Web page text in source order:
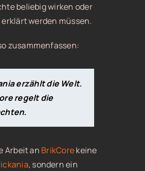
beliebig wirken oder
erklärt werden müssen.
zusammenfassen:
erzählt die Welt.
regelt die
Arbeit an BrikCorekeine
, sondern ein